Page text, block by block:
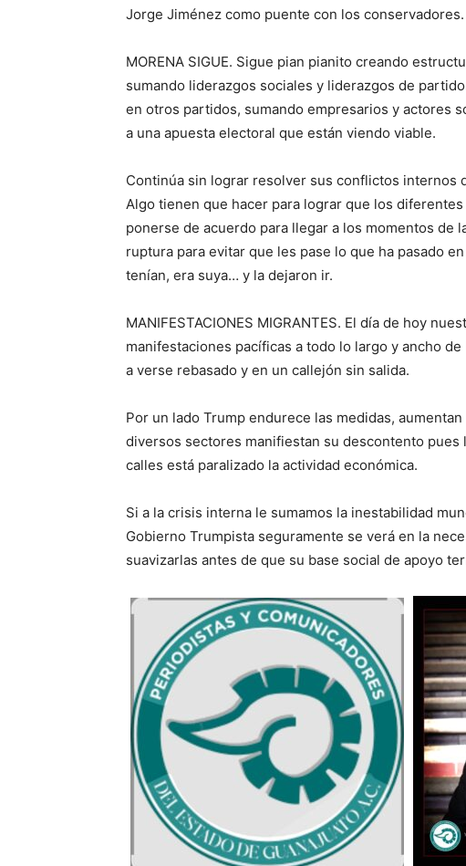
Jorge Jiménez como puente con los
MORENA SIGUE. Sigue pian pianito creando
sumando liderazgos sociales y liderazgos de
en otros partidos, sumando empresarios y actores
a una apuesta electoral que están viendo viable.
Continúa sin lograr resolver sus conflictos internos
Algo tienen que hacer para lograr que los
ponerse de acuerdo para llegar a los momentos de
ruptura para evitar que les pase lo que ha pasado
tenían, era suya… y la dejaron ir.
MANIFESTACIONES MIGRANTES. El día de hoy
manifestaciones pacíficas a todo lo largo y ancho
a verse rebasado y en un callejón sin salida.
Por un lado Trump endurece las medidas,
diversos sectores manifiestan su descontento pues
calles está paralizado la actividad económica.
Si a la crisis interna le sumamos la inestabilidad
Gobierno Trumpista seguramente se verá en la
suavizarlas antes de que su base social de apoyo